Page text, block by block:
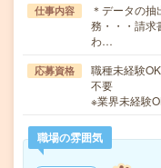
仕事内容
＊データの
務・・・請求
わ…
応募資格
職種未経験
不要
※業界未経験
職場の雰囲気